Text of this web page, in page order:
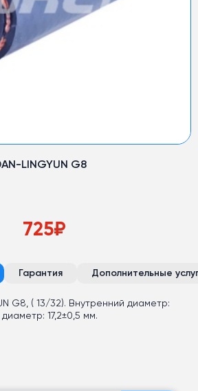
LINGYUN G8
725₽
Гарантия Дополнительные
G8, ( 13/32). Внутренний диаметр:
17,2±0,5 мм.